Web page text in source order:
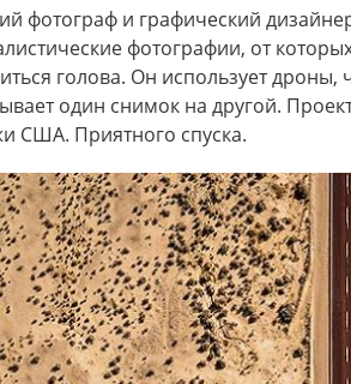
фотограф и графический
фотографии, от
голова. Он использует
один снимок на другой.
США. Приятного спуска.